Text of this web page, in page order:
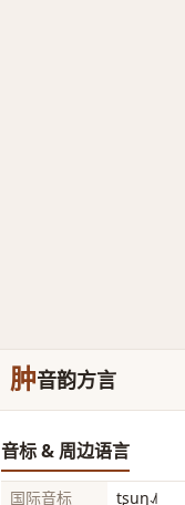
肿音韵方言
音标 & 周边语言
国际音标 tʂuŋ˨˩˦